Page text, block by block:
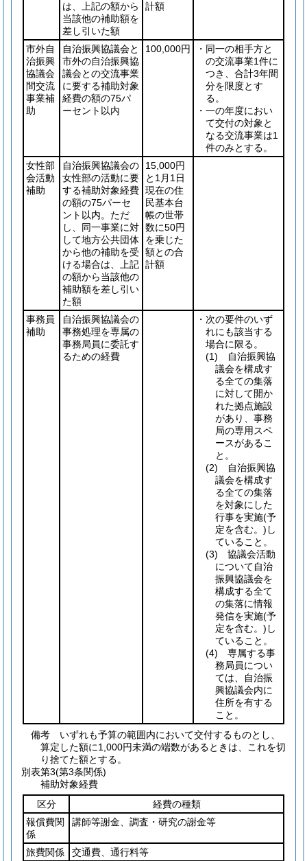
は、上記の額から
当該他の補助額を
差し引いた額
計額
市外自
治振興
協議会
間交流
事業補
助
自治振興協議会と
市外の自治振興協
議会との交流事業
に要する補助対象
経費の額の75パ
ーセント以内
100,000円
・同一の相手方と
の交流事業1件に
つき、合計3年間
分を限度とす
る。
・一の年度におい
て交付の対象と
なる交流事業は1
件のみとする。
女性部
会活動
補助
自治振興協議会の
女性部の活動に要
する補助対象経費
の額の75パーセ
ント以内。ただ
し、同一事業に対
して地方公共団体
から他の補助を受
ける場合は、上記
の額から当該他の
補助額を差し引い
た額
15,000円
と1月1日
現在の住
民基本台
帳の世帯
数に50円
を乗じた
額との合
計額
事務員
補助
自治振興協議会の
事務処理を専属の
事務局員に委託す
るための経費
・次の要件のいず
れにも該当する
場合に限る。
(1) 自治振興協
議会を構成す
る全ての集落
に対して開か
れた拠点施設
があり、事務
局の専用スペ
ースがあるこ
と。
(2) 自治振興協
議会を構成す
る全ての集落
を対象にした
行事を実施(予
定を含む。) し
ていること。
(3) 協議会活動
について自治
振興協議会を
構成する全て
の集落に情報
発信を実施(予
定を含む。) し
ていること。
(4) 専属する事
務局員につい
ては、自治振
興協議会内に
住所を有する
こと。
備考 いずれも予算の範囲内において交付するものとし、
算定した額に1,000円未満の端数があるときは、これを切
り捨てた額とする。
別表第3(第3条関係)
補助対象経費
区分
経費の種類
報償費関
係
講師等謝金、調査・研究の謝金等
旅費関係 交通費、通行料等